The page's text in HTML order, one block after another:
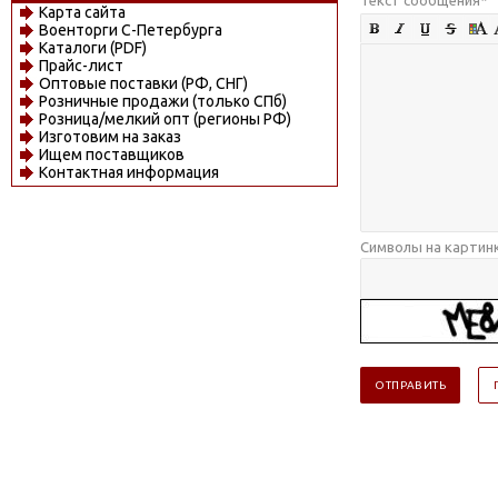
Карта сайта
Военторги С-Петербурга
Каталоги (PDF)
Прайс-лист
Оптовые поставки (РФ, СНГ)
Розничные продажи (только СПб)
Розница/мелкий опт (регионы РФ)
Изготовим на заказ
Ищем поставщиков
Контактная информация
Символы на